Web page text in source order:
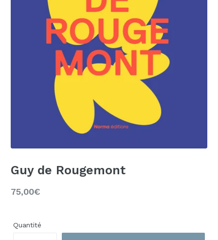
Guy de Rougemont
régulier
75,00€
Quantité